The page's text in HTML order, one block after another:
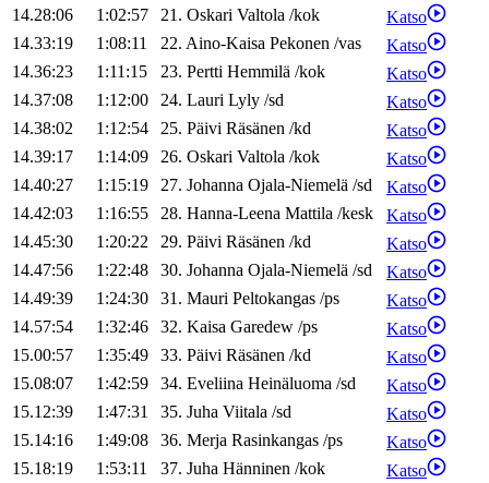
14.28:06
1:02:57 21. Oskari Valtola /kok
Katso
14.33:19
1:08:11 22. Aino-Kaisa Pekonen /vas
Katso
14.36:23
1:11:15 23. Pertti Hemmilä /kok
Katso
14.37:08
1:12:00 24. Lauri Lyly /sd
Katso
14.38:02
1:12:54 25. Päivi Räsänen /kd
Katso
14.39:17
1:14:09 26. Oskari Valtola /kok
Katso
14.40:27
1:15:19 27. Johanna Ojala-Niemelä /sd
Katso
14.42:03
1:16:55 28. Hanna-Leena Mattila /kesk
Katso
14.45:30
1:20:22 29. Päivi Räsänen /kd
Katso
14.47:56
1:22:48 30. Johanna Ojala-Niemelä /sd
Katso
14.49:39
1:24:30 31. Mauri Peltokangas /ps
Katso
14.57:54
1:32:46 32. Kaisa Garedew /ps
Katso
15.00:57
1:35:49 33. Päivi Räsänen /kd
Katso
15.08:07
1:42:59 34. Eveliina Heinäluoma /sd
Katso
15.12:39
1:47:31 35. Juha Viitala /sd
Katso
15.14:16
1:49:08 36. Merja Rasinkangas /ps
Katso
15.18:19
1:53:11 37. Juha Hänninen /kok
Katso